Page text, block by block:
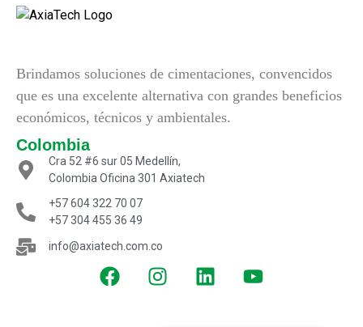
Brindamos soluciones de cimentaciones, convencidos
que es una excelente alternativa con grandes beneficios
económicos, técnicos y ambientales.
Colombia
Cra 52 #6 sur 05 Medellín,
Colombia Oficina 301 Axiatech
+57 604 322 70 07
+57 304 455 36 49
info@axiatech.com.co